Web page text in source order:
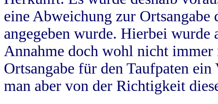
eine Abweichung zur
angegeben wurde. Hierbei wurde
Annahme doch wohl nicht
Ortsangabe für den Taufpaten
man aber von der Richtigkeit